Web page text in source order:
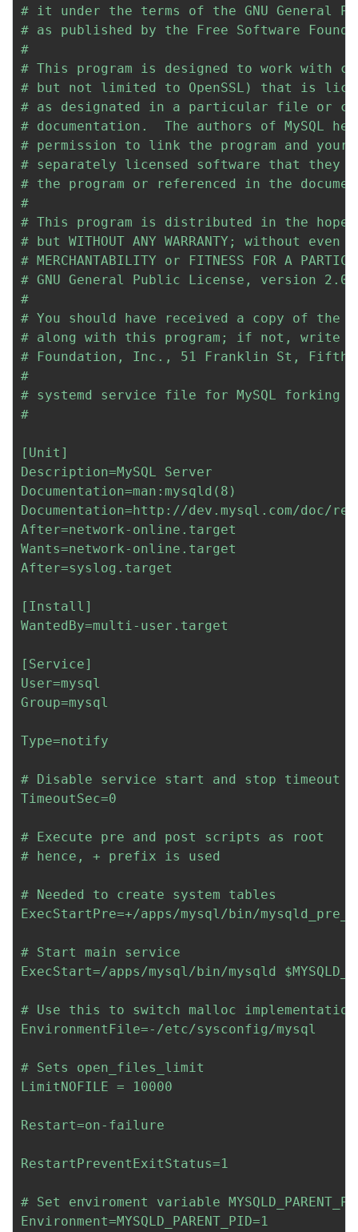
# it under the terms of the GNU General
# as published by the Free Software
#
# This program is designed to work with
# but not limited to OpenSSL) that is
# as designated in a particular file or
# documentation.  The authors of MySQL
# permission to link the program and
# separately licensed software that they
# the program or referenced in the
#
# This program is distributed in the
# but WITHOUT ANY WARRANTY; without
# MERCHANTABILITY or FITNESS FOR A
# GNU General Public License, version
#
# You should have received a copy of the
# along with this program; if not, write
# Foundation, Inc., 51 Franklin St, Fifth
#
# systemd service file for MySQL forking
#
[Unit]
Description=MySQL Server
Documentation=man:mysqld(8)
Documentation=http://dev.mysql.com/doc/
After=network-online.target
Wants=network-online.target
After=syslog.target
[Install]
WantedBy=multi-user.target
[Service]
User=mysql
Group=mysql
Type=notify
# Disable service start and stop timeout
TimeoutSec=0
# Execute pre and post scripts as root
# hence, + prefix is used
# Needed to create system tables
ExecStartPre=+/apps/mysql/bin/
# Start main service
ExecStart=/apps/mysql/bin/mysqld
# Use this to switch malloc implementation
EnvironmentFile=-/etc/sysconfig/mysql
# Sets open_files_limit
LimitNOFILE = 10000
Restart=on-failure
RestartPreventExitStatus=1
# Set enviroment variable
Environment=MYSQLD_PARENT_PID=1